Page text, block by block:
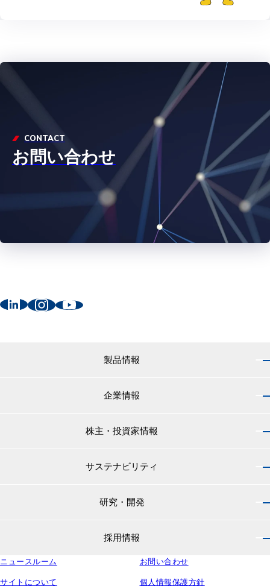
CONTACT
お問い合わせ
製品情報
小型船舶・漁船用塗料・漁網用防汚剤
建材用塗料
特殊樹脂化学品（軌道用材料）
企業情報
本社・支店・営業所
グループ会社
株主・投資家情報
株主・投資家情報 トップ
中国塗料ってどんな会社？
財務・業績情報
サステナビリティ
サステナビリティ トップ
社会
ガバナンス
研究・開発
中国塗料の技術力
採用情報
ニュースルーム お問い合わせ
サイトについて 個人情報保護方針